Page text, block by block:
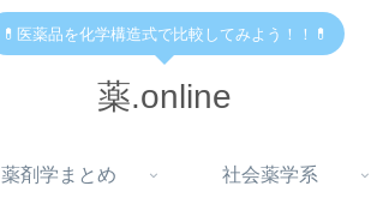
💊医薬品を化学構造式で比較してみよう！！💊
薬.online
薬剤学まとめ 社会薬学系